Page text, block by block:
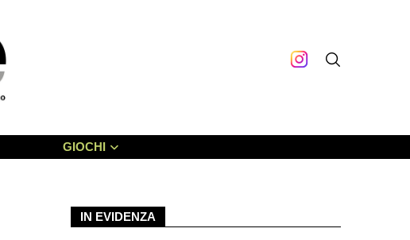
GIOCHI
IN EVIDENZA